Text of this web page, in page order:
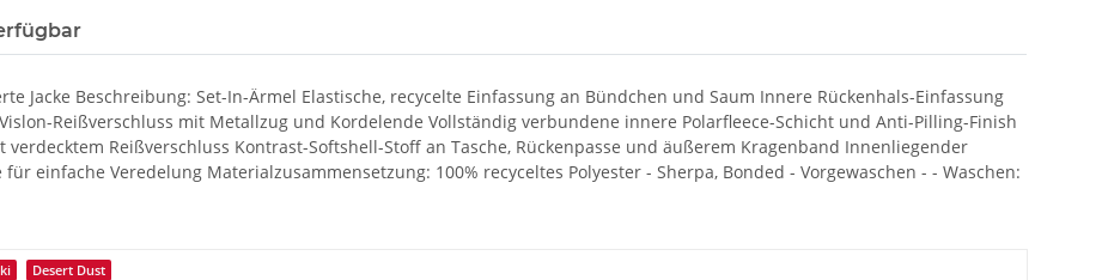
Jacke Beschreibung: Set-In-Ärmel Elastische, recycelte Einfassung an Bündchen und Saum Innere Rückenhals-Einfassung
Reißverschluss mit Metallzug und Kordelende Vollständig verbundene innere Polarfleece-Schicht und Anti-Pilling-Finish
Reißverschluss Kontrast-Softshell-Stoff an Tasche, Rückenpasse und äußerem Kragenband Innenliegender
einfache Veredelung Materialzusammensetzung: 100% recyceltes Polyester - Sherpa, Bonded - Vorgewaschen - - Waschen:
Desert Dust